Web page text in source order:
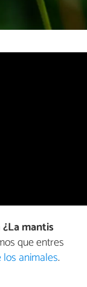
¿La mantis
que entres
animales.